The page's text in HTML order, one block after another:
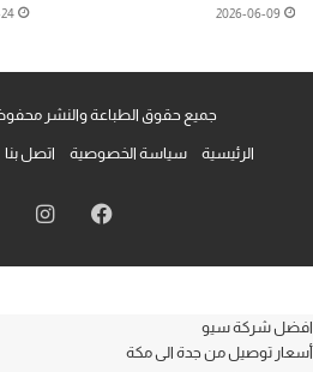
2026-06-09
جميع حقوق الطباعة والنشر
الرئيسية سياسة الخصوصية اتصل بنا
فيسبوك
افضل شركة سيو
أسعار توصيل من جدة الى مكة